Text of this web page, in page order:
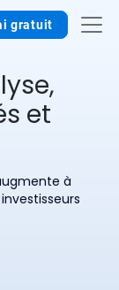
gratuit
et
à